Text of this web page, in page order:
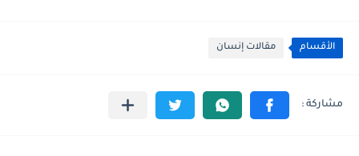
الأقسام مقالات إنسان